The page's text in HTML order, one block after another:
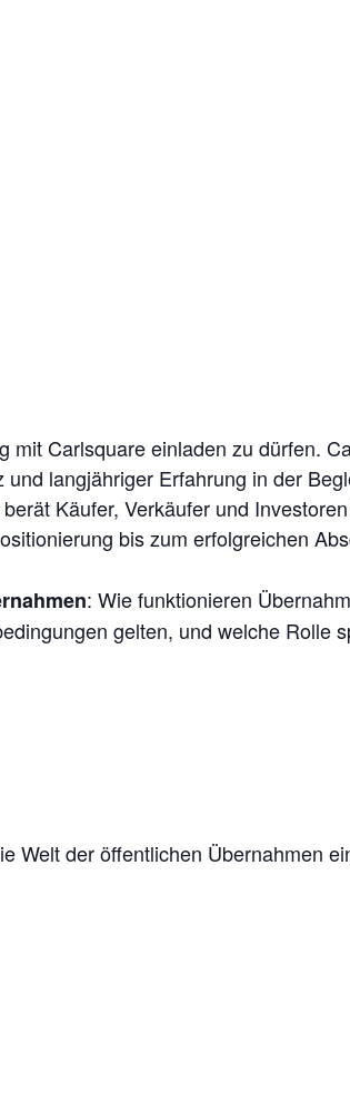
Carlsquare einladen zu dürfen.
langjähriger Erfahrung in der
Käufer, Verkäufer und
bis zum erfolgreichen
: Wie funktionieren
gelten, und welche Rolle
Welt der öffentlichen Übernahmen